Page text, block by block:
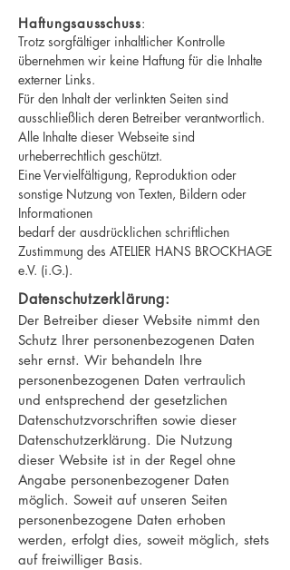
Haftungsausschuss:
Trotz sorgfältiger inhaltlicher Kontrolle
übernehmen wir keine Haftung für die Inhalte
externer Links.
Für den Inhalt der verlinkten Seiten sind
ausschließlich deren Betreiber verantwortlich.
Alle Inhalte dieser Webseite sind
urheberrechtlich geschützt.
Eine Vervielfältigung, Reproduktion oder
sonstige Nutzung von Texten, Bildern oder
Informationen
bedarf der ausdrücklichen schriftlichen
Zustimmung des ATELIER HANS BROCKHAGE
e.V. (i.G.).
Datenschutzerklärung:
Der Betreiber dieser Website nimmt den
Schutz Ihrer personenbezogenen Daten
sehr ernst. Wir behandeln Ihre
personenbezogenen Daten vertraulich
und entsprechend der gesetzlichen
Datenschutzvorschriften sowie dieser
Datenschutzerklärung. Die Nutzung
dieser Website ist in der Regel ohne
Angabe personenbezogener Daten
möglich. Soweit auf unseren Seiten
personenbezogene Daten erhoben
werden, erfolgt dies, soweit möglich, stets
auf freiwilliger Basis.